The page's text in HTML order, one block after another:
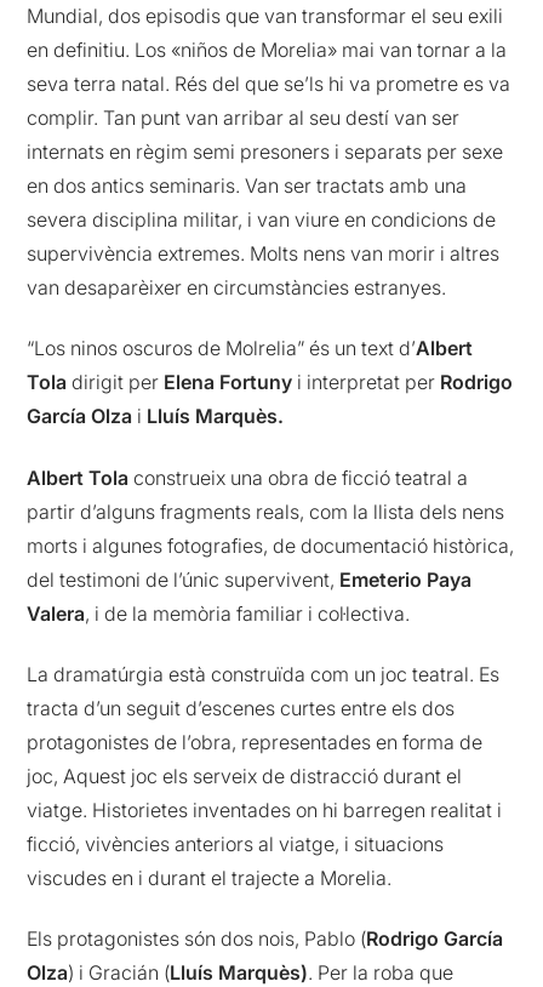
Mundial, dos episodis que van transformar el seu exili
en definitiu. Los «niños de Morelia» mai van tornar a la
seva terra natal. Rés del que se’ls hi va prometre es va
complir. Tan punt van arribar al seu destí van ser
internats en règim semi presoners i separats per sexe
en dos antics seminaris. Van ser tractats amb una
severa disciplina militar, i van viure en condicions de
supervivència extremes. Molts nens van morir i altres
van desaparèixer en circumstàncies estranyes.
“Los ninos oscuros de Molrelia” és un text d’Albert
Toladirigit per Elena Fortuny i interpretat per Rodrigo
García Olza i Lluís Marquès.
Albert Tola construeix una obra de ficció teatral a
partir d’alguns fragments reals, com la llista dels nens
morts i algunes fotografies, de documentació històrica,
del testimoni de l’únic supervivent, Emeterio Paya
Valera, i de la memòria familiar i col·lectiva.
La dramatúrgia està construïda com un joc teatral. Es
tracta d’un seguit d’escenes curtes entre els dos
protagonistes de l’obra, representades en forma de
joc, Aquest joc els serveix de distracció durant el
viatge. Historietes inventades on hi barregen realitat i
ficció, vivències anteriors al viatge, i situacions
viscudes en i durant el trajecte a Morelia.
Els protagonistes són dos nois, Pablo (Rodrigo García
Olza) i Gracián (Lluís Marquès). Per la roba que